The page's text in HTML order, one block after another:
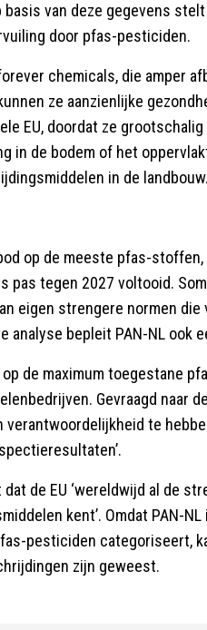
van deze gegevens
door pfas-pesticiden.
chemicals, die amper
ze aanzienlijke
EU, doordat ze
in de bodem of het
in de landbouw.
op de meeste pfas-
pas tegen 2027 voltooid.
eigen strengere normen
analyse bepleit PAN-NL ook
de maximum toegestane
Gevraagd naar
verantwoordelijkheid te
de EU ‘wereldwijd al de
kent’. Omdat PAN-
pesticiden categoriseert,
zijn geweest.